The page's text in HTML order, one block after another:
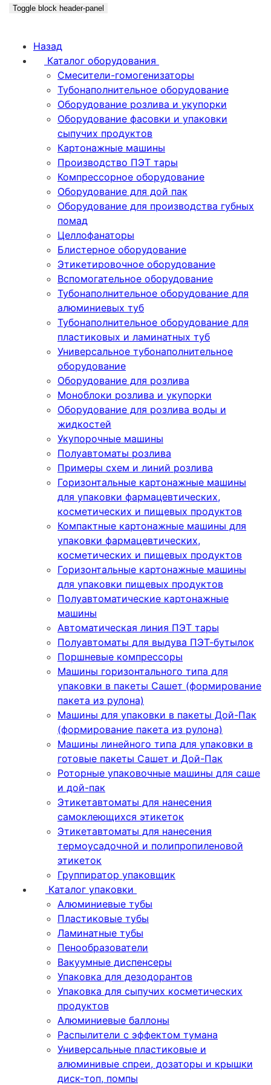
Toggle block header-panel
Назад
Каталог оборудования
Смесители-гомогенизаторы
Тубонаполнительное оборудование
Оборудование розлива и укупорки
Оборудование фасовки и упаковки
сыпучих продуктов
Картонажные машины
Производство ПЭТ тары
Компрессорное оборудование
Оборудование для дой пак
Оборудование для производства губных
помад
Целлофанаторы
Блистерное оборудование
Этикетировочное оборудование
Вспомогательное оборудование
Тубонаполнительное оборудование для
алюминиевых туб
Тубонаполнительное оборудование для
пластиковых и ламинатных туб
Универсальное тубонаполнительное
оборудование
Оборудование для розлива
Моноблоки розлива и укупорки
Оборудование для розлива воды и
жидкостей
Укупорочные машины
Полуавтоматы розлива
Примеры схем и линий розлива
Горизонтальные картонажные машины
для упаковки фармацевтических,
косметических и пищевых продуктов
Компактные картонажные машины для
упаковки фармацевтических,
косметических и пищевых продуктов
Горизонтальные картонажные машины
для упаковки пищевых продуктов
Полуавтоматические картонажные
машины
Автоматическая линия ПЭТ тары
Полуавтоматы для выдува ПЭТ-бутылок
Поршневые компрессоры
Машины горизонтального типа для
упаковки в пакеты Сашет (формирование
пакета из рулона)
Машины для упаковки в пакеты Дой-Пак
(формирование пакета из рулона)
Машины линейного типа для упаковки в
готовые пакеты Сашет и Дой-Пак
Роторные упаковочные машины для саше
и дой-пак
Этикетавтоматы для нанесения
самоклеющихся этикеток
Этикетавтоматы для нанесения
термоусадочной и полипропиленовой
этикеток
Группиратор упаковщик
Каталог упаковки
Алюминиевые тубы
Пластиковые тубы
Ламинатные тубы
Пенообразователи
Вакуумные диспенсеры
Упаковка для дезодорантов
Упаковка для сыпучих косметических
продуктов
Алюминиевые баллоны
Распылители с эффектом тумана
Универсальные пластиковые и
алюминивые спреи, дозаторы и крышки
диск-топ, помпы